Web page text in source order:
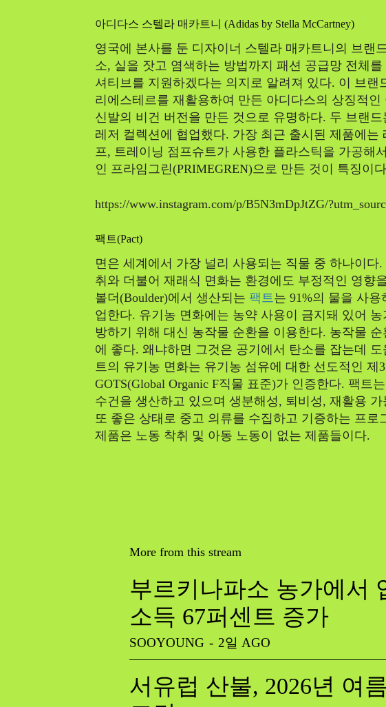
아디다스 스텔라 매카트니 (Adidas by Stella McCartney)
영국에 본사를 둔 디자이너 스텔라 매카트니의 브랜
소, 실을 잣고 염색하는 방법까지 패션 공급망 전체
셔티브를 지원하겠다는 의지로 알려져 있다. 이 브랜
리에스테르를 재활용하여 만든 아디다스의 상징적
신발의 비건 버전을 만든 것으로 유명하다. 두 브랜
레저 컬렉션에 협업했다. 가장 최근 출시된 제품에는
프, 트레이닝 점프슈트가 사용한 플라스틱을 가공해
인 프라임그린(PRIMEGREN)으로 만든 것이 특징이
https://www.instagram.com/p/B5N3mDpJtZG/
팩트(Pact)
면은 세계에서 가장 널리 사용되는 직물 중 하나이다
취와 더불어 재래식 면화는 환경에도 부정적인 영향
볼더(Boulder)에서 생산되는 팩트 는 91%의 물을 사
업한다. 유기농 면화에는 농약 사용이 금지돼 있어
방하기 위해 대신 농작물 순환을 이용한다. 농작물
에 좋다. 왜냐하면 그것은 공기에서 탄소를 잡는데
트의 유기농 면화는 유기농 섬유에 대한 선도적인 제
GOTS(Global Organic F직물 표준)가 인증한다. 팩트
수건을 생산하고 있으며 생분해성, 퇴비성, 재활용
또 좋은 상태로 중고 의류를 수집하고 기증하는 프로
제품은 노동 착취 및 아동 노동이 없는 제품들이다.
More from this stream
부르키나파소 농가에서
소득 67퍼센트 증가
SOOYOUNG - 2일 AGO
서유럽 산불, 2026년 여